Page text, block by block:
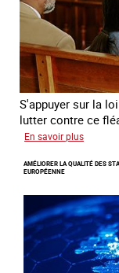
l’Europe
S'appuyer sur la
lutter contre ce
En savoir plus
les
de
la
traite
à
des
AMÉLIORER LA QUALITÉ DES
EUROPÉENNE